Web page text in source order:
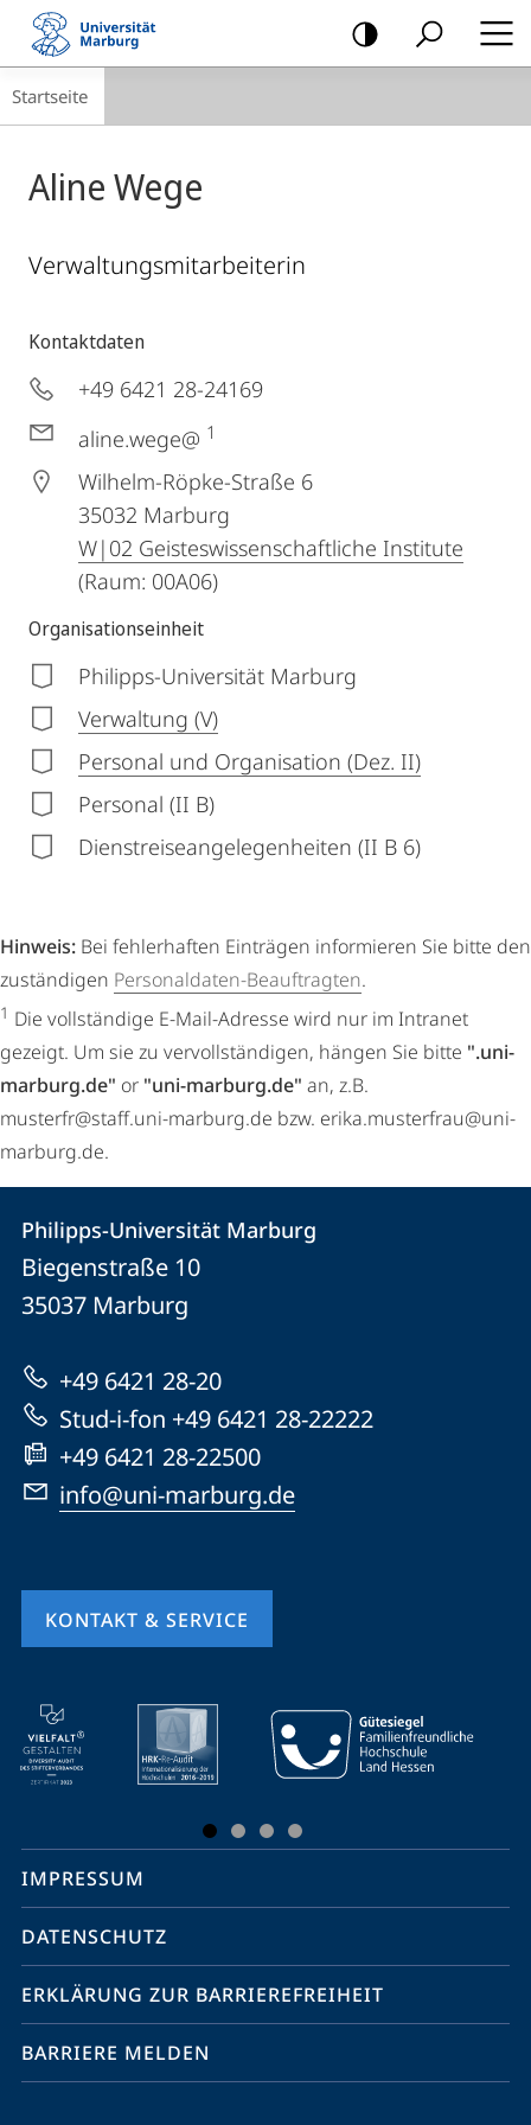
Mobile-
Navigation
Navigation
Startseite
Aline Wege
Verwaltungsmitarbeiterin
Kontaktdaten
+49 6421 28-24169
aline.wege@ 1
Wilhelm-Röpke-Straße 6
35032 Marburg
W|02 Geisteswissenschaftliche Institute
(Raum: 00A06)
Organisationseinheit
Philipps-Universität Marburg
Verwaltung (V)
Personal und Organisation (Dez. II)
Personal (II B)
Dienstreiseangelegenheiten (II B 6)
Hinweis: Bei fehlerhaften Einträgen informieren Sie bitte den
zuständigen Personaldaten-Beauftragten.
1 Die vollständige E-Mail-Adresse wird nur im Intranet
gezeigt. Um sie zu vervollständigen, hängen Sie bitte ".uni-
marburg.de" or "uni-marburg.de" an, z.B.
musterfr@staff.uni-marburg.de bzw. erika.musterfrau@uni-
marburg.de.
Kontakt
und
Informationen
zur
Website
Kontaktinformationen
Philipps-
Universität
Philipps-Universität Marburg
Biegenstraße 10
35037 Marburg
+49 6421 28-20
Stud-i-fon +49 6421 28-22222
+49 6421 28-22500
info@uni-marburg.de
KONTAKT & SERVICE
Mobile-
Service-
Navigation
Social
Media
Kontakte
IMPRESSUM
DATENSCHUTZ
ERKLÄRUNG ZUR BARRIEREFREIHEIT
BARRIERE MELDEN